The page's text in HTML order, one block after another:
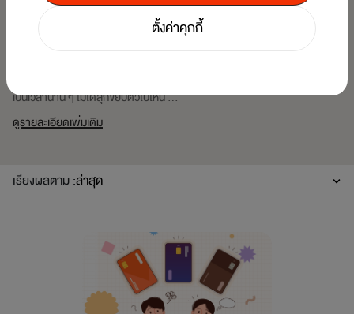
LIFESTYLE03/25/2026
3 ท่านอน ใช้หมอนหนุน ลดอาการปวดหลัง
เป็นเวลานาน ๆ ไม่ได้ลุกขยับตัวไปไหน ...
ดูรายละเอียดเพิ่มเติม
เรียงผลตาม :
ตั้งค่าคุกกี้